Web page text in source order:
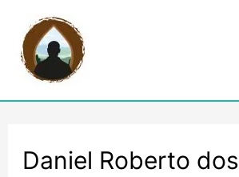
Daniel Roberto